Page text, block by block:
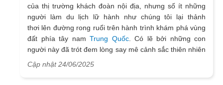
của thị trường khách đoàn nội địa, nhưng số ít những
người làm du lịch lữ hành như chúng tôi lại thảnh
thơi lên đường rong ruổi trên hành trình khám phá vùng
đất phía tây nam Trung Quốc. Có lẽ bởi những con
người này đã trót đem lòng say mê cảnh sắc thiên nhiên
và văn hóa Trung Hoa. Chúng tôi từng khao khát một
Cập nhật 24/06/2025